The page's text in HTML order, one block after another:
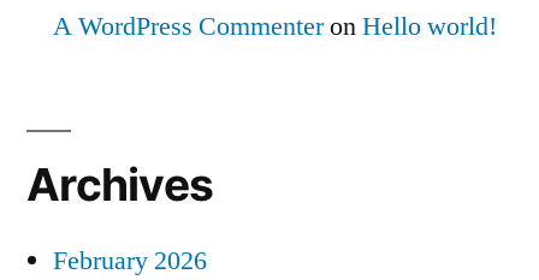
A WordPress CommenteronHello world!
Archives
February 2026